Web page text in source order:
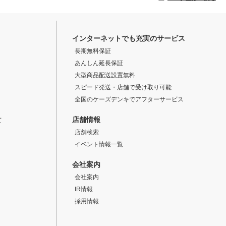
インターネットでも充実のサービス
長期無料保証
あんしん延長保証
大型商品配送設置無料
スピード発送・店舗で受け取り可能
全国のケーズデンキでアフターサービス
店舗情報
店舗検索
イベント情報一覧
会社案内
会社案内
IR情報
採用情報